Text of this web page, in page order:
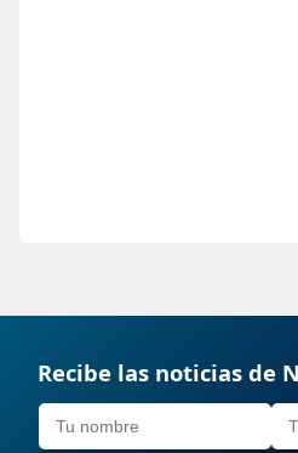
Recibe las noticias de